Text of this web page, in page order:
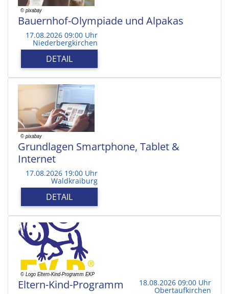
Bauernhof-Olympiade und Alpakas
17.08.2026 09:00 Uhr
Niederbergkirchen
DETAIL
Grundlagen Smartphone, Tablet &
Internet
17.08.2026 19:00 Uhr
Waldkraiburg
DETAIL
Eltern-Kind-Programm 18.08.2026 09:00 Uhr
Obertaufkirchen